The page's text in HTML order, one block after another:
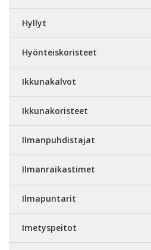
Hyllyt
Hyönteiskoristeet
Ikkunakalvot
Ikkunakoristeet
Ilmanpuhdistajat
Ilmanraikastimet
Ilmapuntarit
Imetyspeitot